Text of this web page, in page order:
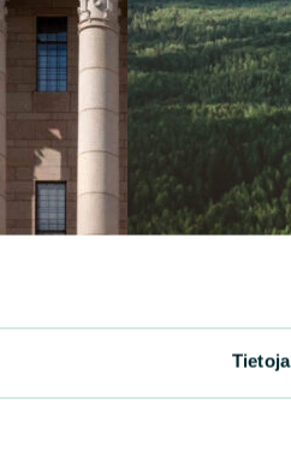
Tietoja